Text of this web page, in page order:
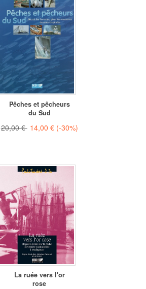
Pêches et pêcheurs
du Sud
20,00 € 14,00 € (-30%)
La ruée vers l'or
rose